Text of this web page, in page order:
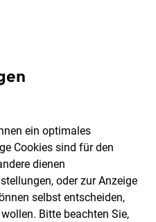
Bediener
GmbH
ein optimales
Cookies sind für den
dienen
oder zur Anzeige
selbst entscheiden,
Bitte beachten Sie,